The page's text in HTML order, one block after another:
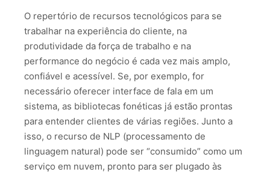
O repertório de recursos tecnológicos para se
trabalhar na experiência do cliente, na
produtividade da força de trabalho e na
performance do negócio é cada vez mais amplo,
confiável e acessível. Se, por exemplo, for
necessário oferecer interface de fala em um
sistema, as bibliotecas fonéticas já estão prontas
para entender clientes de várias regiões. Junto a
isso, o recurso de NLP (processamento de
linguagem natural) pode ser “consumido” como um
serviço em nuvem, pronto para ser plugado às